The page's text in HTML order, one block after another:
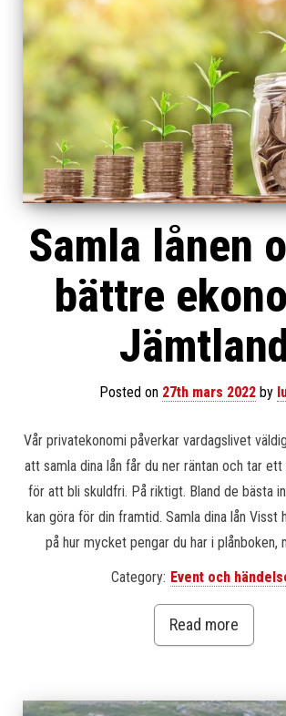
Samla lånen
bättre
Jämtland
Posted on 27th mars 2022by
Vår privatekonomi påverkar vardagslivet
att samla dina lån får du ner räntan och tar
för att bli skuldfri. På riktigt. Bland de bästa
kan göra för din framtid. Samla dina lån Visst
på hur mycket pengar du har i plånboken,
Category: Event och
Read more